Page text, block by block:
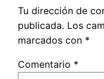
Tu dirección de
publicada. Los
marcados con *
Comentario *